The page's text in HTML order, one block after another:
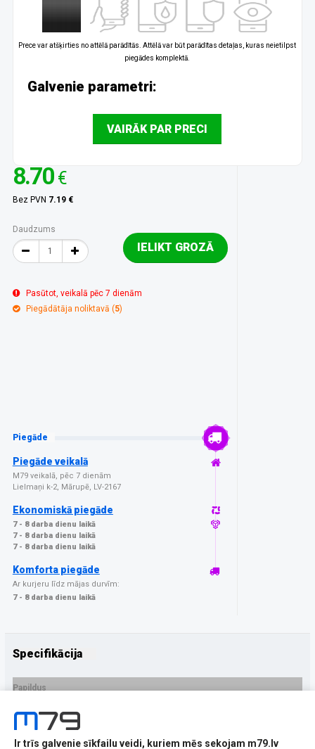
Prece var atšķirties no attēlā parādītās. Attēlā var būt parādītas detaļas, kuras neietilpst
piegādes komplektā.
Galvenie parametri:
VAIRĀK PAR PRECI
8.70 €
Bez PVN 7.19 €
Daudzums
IELIKT GROZĀ
Pasūtot, veikalā pēc 7 dienām
Piegādātāja noliktavā (5)
Piegāde
Piegāde veikalā
M79 veikalā, pēc 7 dienām
Lielmaņi k-2, Mārupē, LV-2167
Ekonomiskā piegāde
7 - 8 darba dienu laikā
7 - 8 darba dienu laikā
7 - 8 darba dienu laikā
Komforta piegāde
Ar kurjeru līdz mājas durvīm:
7 - 8 darba dienu laikā
Specifikācija
Papildus
Ražotājs
PRECES APRAKSTS
Ir trīs galvenie sīkfailu veidi, kuriem mēs sekojam m79.lv